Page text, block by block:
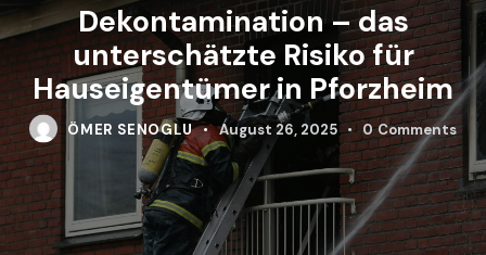
Dekontamination – das
unterschätzte Risiko für
Hauseigentümer in Pforzheim
ÖMER SENOGLU August 26, 2025 0 Comments